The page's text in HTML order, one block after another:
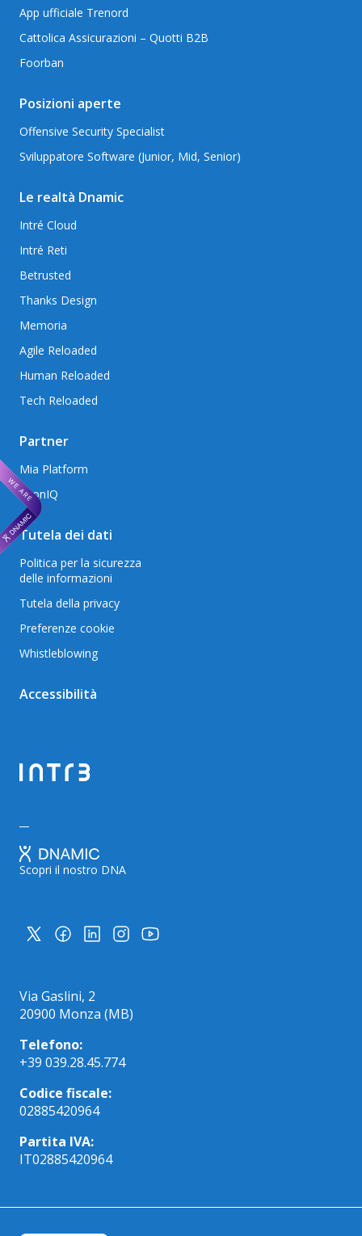
App ufficiale Trenord
Cattolica Assicurazioni – Quotti B2B
Foorban
Posizioni aperte
Offensive Security Specialist
Sviluppatore Software (Junior, Mid, Senior)
Le realtà Dnamic
Intré Cloud
Intré Reti
Betrusted
Thanks Design
Memoria
Agile Reloaded
Human Reloaded
Tech Reloaded
Partner
Mia Platform
AxonIQ
Tutela dei dati
Politica per la sicurezza
delle informazioni
Tutela della privacy
Preferenze cookie
Whistleblowing
Accessibilità
Scopri il nostro DNA
Via Gaslini, 2
20900 Monza (MB)
Telefono:
+39 039.28.45.774
Codice fiscale:
02885420964
Partita IVA:
IT02885420964